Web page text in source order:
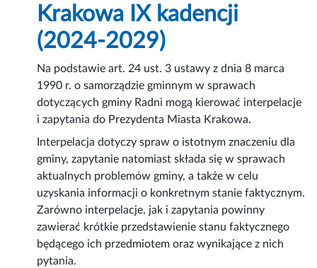
Krakowa IX kadencji
(2024-2029)
Na podstawie art. 24 ust. 3 ustawy z dnia 8 marca
1990 r. o samorządzie gminnym w sprawach
dotyczących gminy Radni mogą kierować interpelacje
i zapytania do Prezydenta Miasta Krakowa.
Interpelacja dotyczy spraw o istotnym znaczeniu dla
gminy, zapytanie natomiast składa się w sprawach
aktualnych problemów gminy, a także w celu
uzyskania informacji o konkretnym stanie faktycznym.
Zarówno interpelacje, jak i zapytania powinny
zawierać krótkie przedstawienie stanu faktycznego
będącego ich przedmiotem oraz wynikające z nich
pytania.